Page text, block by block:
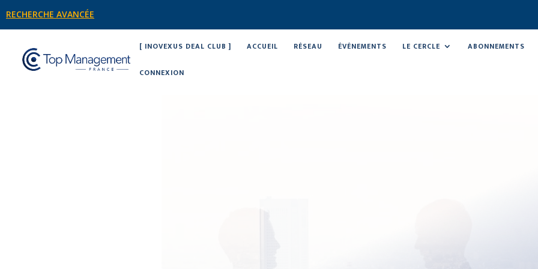
RECHERCHE AVANCÉE
[ INOVEXUS DEAL CLUB ] ACCUEIL RÉSEAU ÉVÉNEMENTS LE CERCLE ABONNEMENTS
CONNEXION